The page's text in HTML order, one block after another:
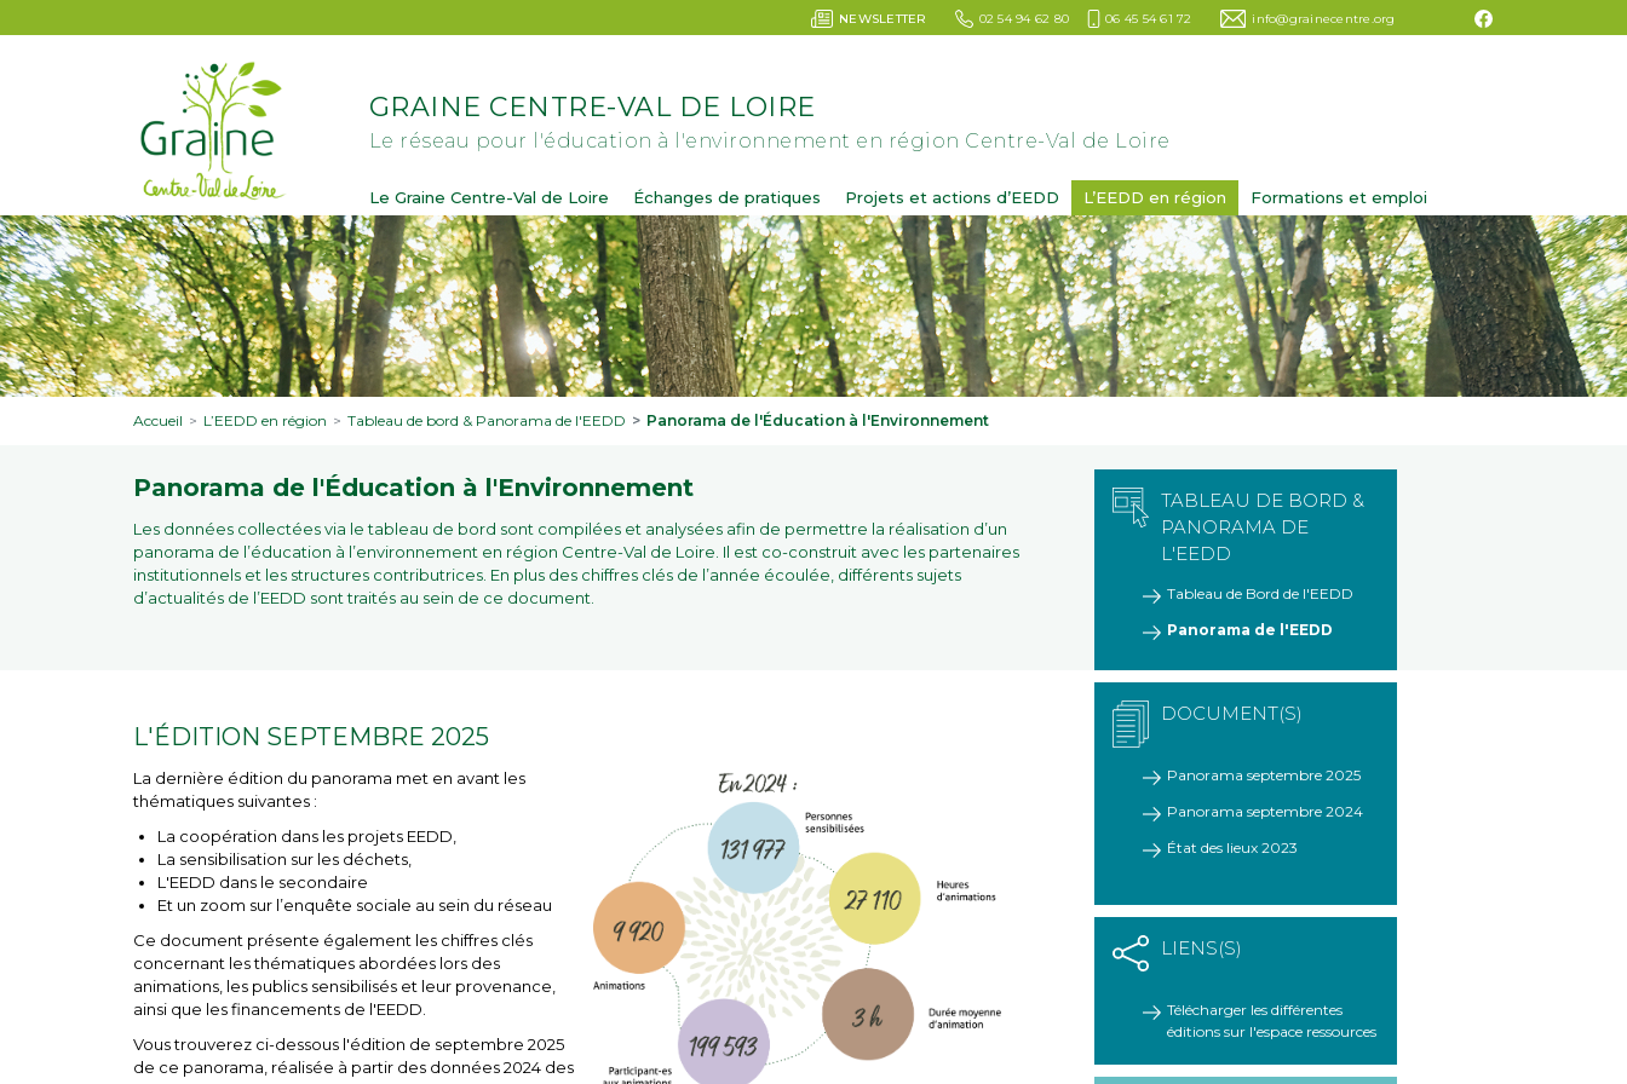
NEWSLETTER 02 54 94 62 80 06 45 54 61 72 info@grainecentre.org
GRAINE CENTRE-VAL DE LOIRE
Le réseau pour l'éducation à l'environnement en région Centre-Val de Loire
Le Graine Centre-Val de Loire Échanges de pratiques Projets et actions d’EEDD L’EEDD en région Formations et emploi
Accueil L’EEDD en région Tableau de bord & Panorama de l'EEDD Panorama de l'Éducation à l'Environnement
Panorama de l'Éducation à l'Environnement
Les données collectées via le tableau de bord sont compilées et analysées afin de permettre la réalisation d’un
panorama de l’éducation à l’environnement en région Centre-Val de Loire. Il est co-construit avec les partenaires
institutionnels et les structures contributrices. En plus des chiffres clés de l’année écoulée, différents sujets
d’actualités de l’EEDD sont traités au sein de ce document.
L'ÉDITION SEPTEMBRE 2025
La dernière édition du panorama met en avant les
thématiques suivantes :
La coopération dans les projets EEDD,
La sensibilisation sur les déchets,
L'EEDD dans le secondaire
Et un zoom sur l’enquête sociale au sein du réseau
Ce document présente également les chiffres clés
concernant les thématiques abordées lors des
animations, les publics sensibilisés et leur provenance,
ainsi que les financements de l'EEDD.
Vous trouverez ci-dessous l'édition de septembre 2025
de ce panorama, réalisée à partir des données 2024 des
TABLEAU DE BORD &
PANORAMA DE
L'EEDD
Tableau de Bord de l'EEDD
Panorama de l'EEDD
DOCUMENT(S)
Panorama septembre 2025
Panorama septembre 2024
État des lieux 2023
LIENS(S)
Télécharger les différentes
éditions sur l'espace ressources